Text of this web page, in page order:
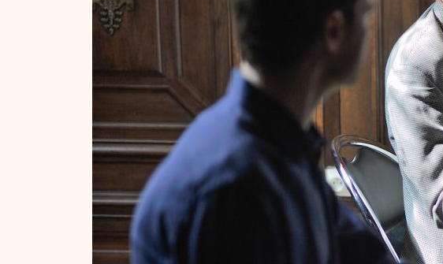
Scholarships and Financing
Apply